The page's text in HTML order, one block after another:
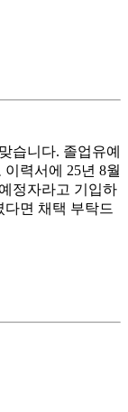
습니다. 졸업유예
력서에 25년 8월
정자라고 기입하
면 채택 부탁드